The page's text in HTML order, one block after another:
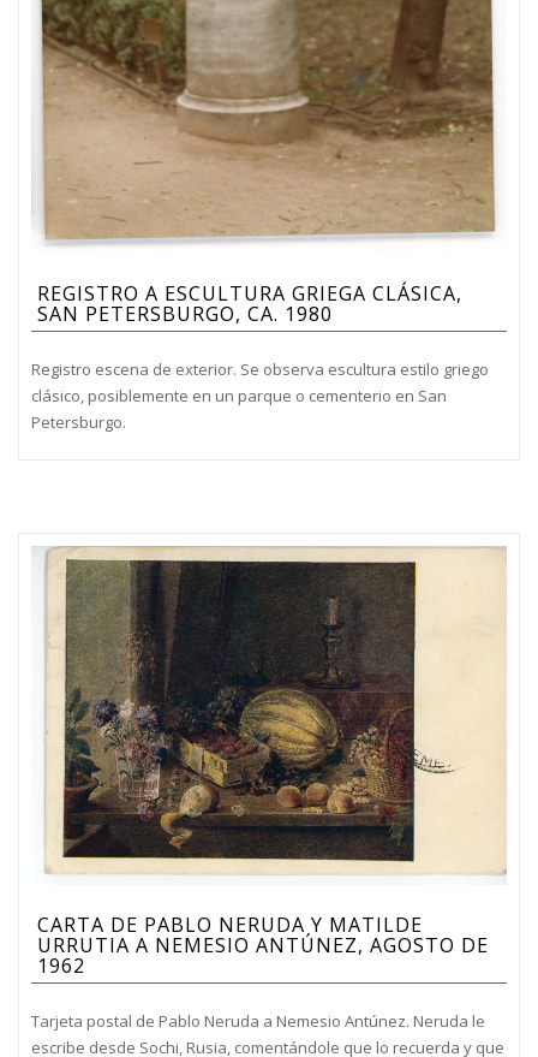
REGISTRO A ESCULTURA GRIEGA CLÁSICA,
SAN PETERSBURGO, CA. 1980
Registro escena de exterior. Se observa escultura estilo griego
clásico, posiblemente en un parque o cementerio en San
Petersburgo.
CARTA DE PABLO NERUDA Y MATILDE
URRUTIA A NEMESIO ANTÚNEZ, AGOSTO DE
1962
Tarjeta postal de Pablo Neruda a Nemesio Antúnez. Neruda le
escribe desde Sochi, Rusia, comentándole que lo recuerda y que